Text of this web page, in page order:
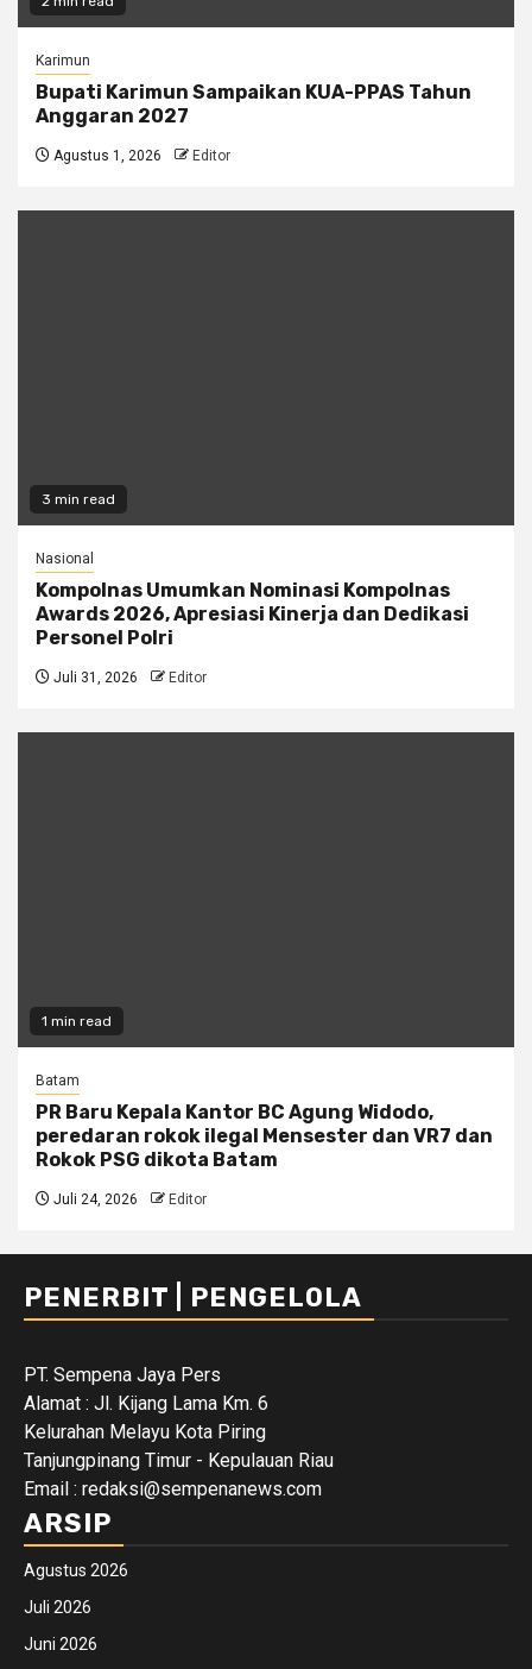
Karimun
Bupati Karimun Sampaikan KUA-PPAS Tahun
Anggaran 2027
Agustus 1, 2026 Editor
3 min read
Nasional
Kompolnas Umumkan Nominasi Kompolnas
Awards 2026, Apresiasi Kinerja dan Dedikasi
Personel Polri
Juli 31, 2026 Editor
1 min read
Batam
PR Baru Kepala Kantor BC Agung Widodo,
peredaran rokok ilegal Mensester dan VR7 dan
Rokok PSG dikota Batam
Juli 24, 2026 Editor
PENERBIT | PENGELOLA
PT. Sempena Jaya Pers
Alamat : Jl. Kijang Lama Km. 6
Kelurahan Melayu Kota Piring
Tanjungpinang Timur - Kepulauan Riau
Email : redaksi@sempenanews.com
ARSIP
Agustus 2026
Juli 2026
Juni 2026